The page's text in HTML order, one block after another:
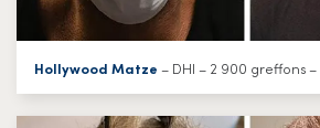
Hollywood Matze – DHI – 2 900 greffons